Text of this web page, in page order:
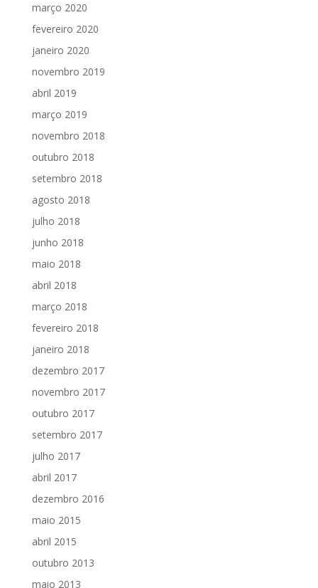
março 2020
fevereiro 2020
janeiro 2020
novembro 2019
abril 2019
março 2019
novembro 2018
outubro 2018
setembro 2018
agosto 2018
julho 2018
junho 2018
maio 2018
abril 2018
março 2018
fevereiro 2018
janeiro 2018
dezembro 2017
novembro 2017
outubro 2017
setembro 2017
julho 2017
abril 2017
dezembro 2016
maio 2015
abril 2015
outubro 2013
maio 2013